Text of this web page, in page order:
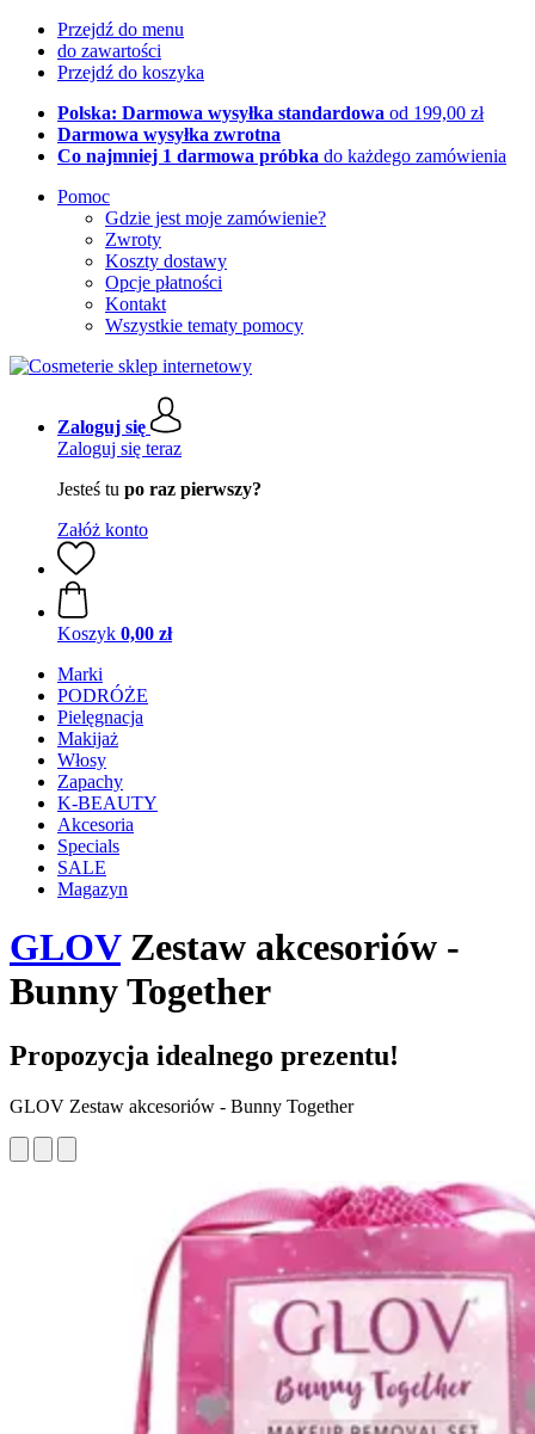
Przejdź do menu
do zawartości
Przejdź do koszyka
Polska: Darmowa wysyłka standardowa od 199,00 zł
Darmowa wysyłka zwrotna
Co najmniej 1 darmowa próbka do każdego zamówienia
Pomoc
Gdzie jest moje zamówienie?
Zwroty
Koszty dostawy
Opcje płatności
Kontakt
Wszystkie tematy pomocy
Zaloguj się
Zaloguj się teraz
Jesteś tu po raz pierwszy?
Załóż konto
Koszyk 0,00 zł
Marki
PODRÓŻE
Pielęgnacja
Makijaż
Włosy
Zapachy
K-BEAUTY
Akcesoria
Specials
SALE
Magazyn
GLOVZestaw akcesoriów -
Bunny Together
Propozycja idealnego prezentu!
GLOV Zestaw akcesoriów - Bunny Together